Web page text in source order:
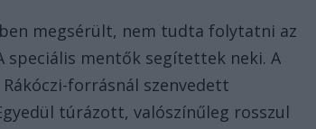
megsérült, nem tudta folytatni az
speciális mentők segítettek neki. A
forrásnál szenvedett
túrázott, valószínűleg rosszul